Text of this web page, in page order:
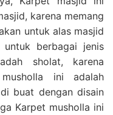
karena memang
untuk alas masjid
berbagai jenis
sholat, karena
ini adalah
buat dengan disain
Karpet musholla ini